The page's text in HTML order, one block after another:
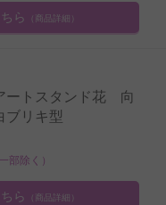
ら （商品詳細）
ートスタンド花 向
ブリキ型
部除く）
ら （商品詳細）